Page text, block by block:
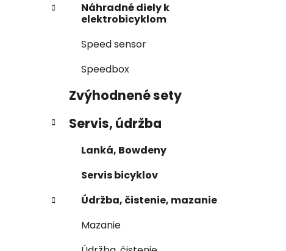
Náhradné diely k
elektrobicyklom
Speed sensor
Speedbox
Zvýhodnené sety
Servis, údržba
Lanká, Bowdeny
Servis bicyklov
Údržba, čistenie, mazanie
Mazanie